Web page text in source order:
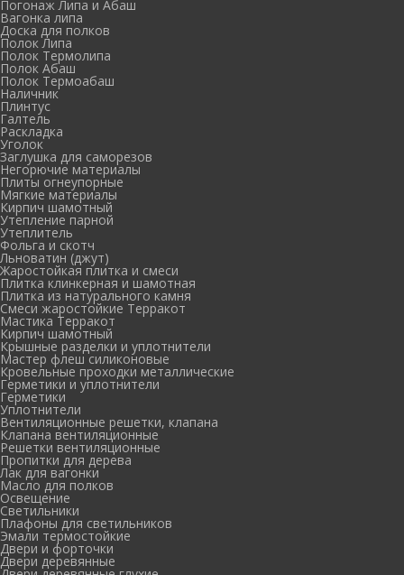
Погонаж Липа и Абаш
Вагонка липа
Доска для полков
Полок Липа
Полок Термолипа
Полок Абаш
Полок Термоабаш
Наличник
Плинтус
Галтель
Раскладка
Уголок
Заглушка для саморезов
Негорючие материалы
Плиты огнеупорные
Мягкие материалы
Кирпич шамотный
Утепление парной
Утеплитель
Фольга и скотч
Льноватин (джут)
Жаростойкая плитка и смеси
Плитка клинкерная и шамотная
Плитка из натурального камня
Смеси жаростойкие Терракот
Мастика Терракот
Кирпич шамотный
Крышные разделки и уплотнители
Мастер флеш силиконовые
Кровельные проходки металлические
Герметики и уплотнители
Герметики
Уплотнители
Вентиляционные решетки, клапана
Клапана вентиляционные
Решетки вентиляционные
Пропитки для дерева
Лак для вагонки
Масло для полков
Освещение
Светильники
Плафоны для светильников
Эмали термостойкие
Двери и форточки
Двери деревянные